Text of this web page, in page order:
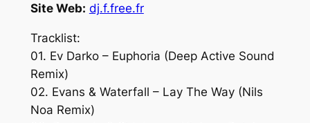
Site Web: dj.f.free.fr
Tracklist:
01. Ev Darko – Euphoria (Deep Active Sound
Remix)
02. Evans & Waterfall – Lay The Way (Nils
Noa Remix)